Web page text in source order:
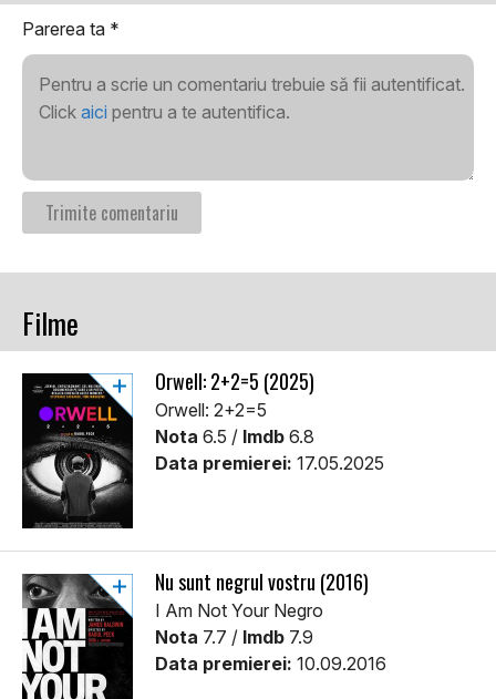
Parerea ta *
Pentru a scrie un comentariu trebuie să fii autentificat.
Click aici pentru a te autentifica.
Filme
Orwell: 2+2=5 (2025)
Orwell: 2+2=5
Nota 6.5 / Imdb 6.8
Data premierei: 17.05.2025
Nu sunt negrul vostru (2016)
I Am Not Your Negro
Nota 7.7 / Imdb 7.9
Data premierei: 10.09.2016